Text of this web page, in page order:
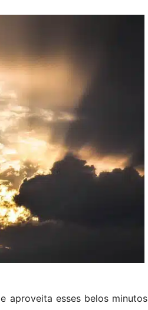
aproveita esses belos minutos